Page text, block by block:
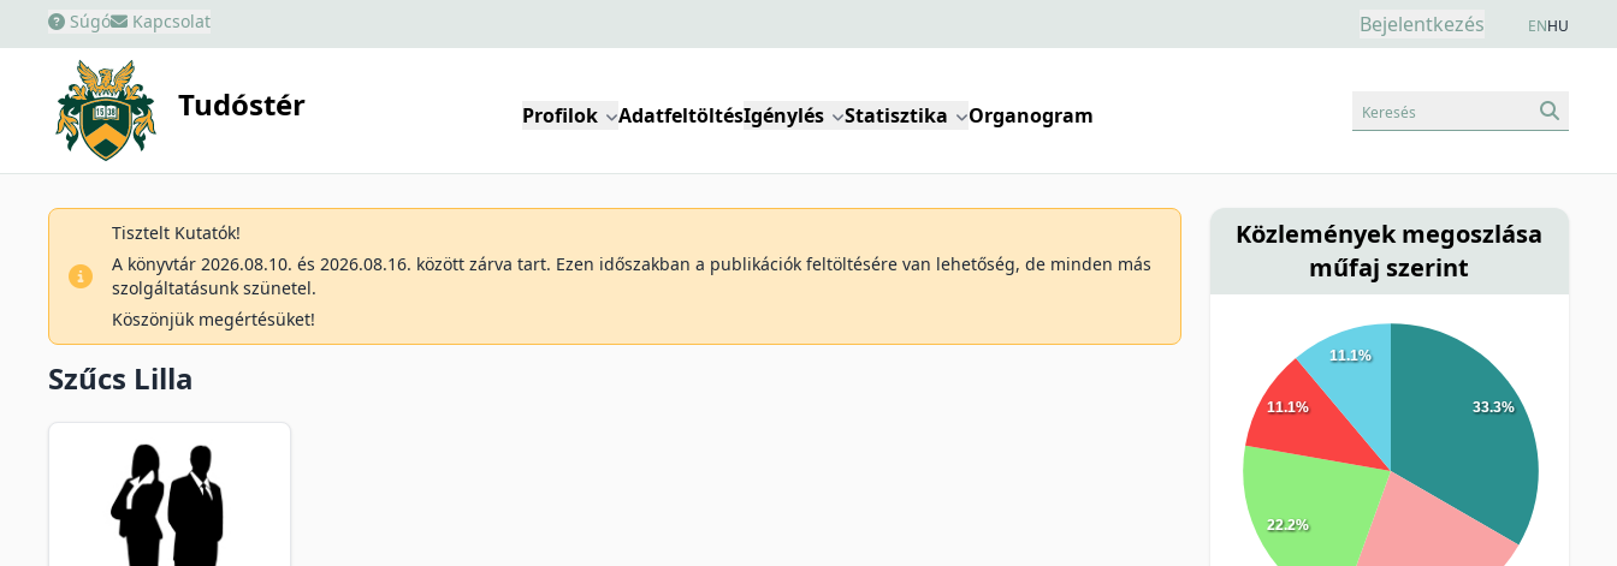
Súgó Kapcsolat Bejelentkezés ENHU
Tudóstér Profilok AdatfeltöltésIgénylés Statisztika Organogram Keresés
Tisztelt Kutatók!
A könyvtár 2026.08.10. és 2026.08.16. között zárva tart. Ezen időszakban a publikációk feltöltésére van lehetőség, de minden más
szolgáltatásunk szünetel.
Köszönjük megértésüket!
Szűcs Lilla
Közlemények megoszlása
műfaj szerint
33.3%
22.2%
11.1%
11.1%